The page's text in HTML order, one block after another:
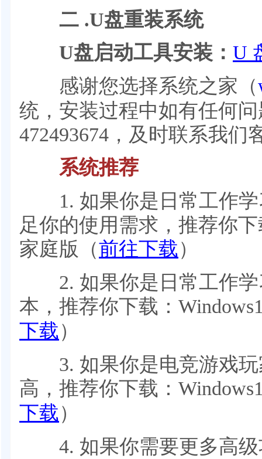
二 .U盘重装系统
U盘启动工具安装： U
感谢您选择系统之家（
统，安装过程中如有任何
472493674，及时联系我们
系统推荐
1. 如果你是日常工作学
足你的使用需求，推荐你
家庭版（前往下载）
2. 如果你是日常工作学
本，推荐你下载：
下载）
3. 如果你是电竞游戏玩
高，推荐你下载：
下载）
4. 如果你需要更多高级